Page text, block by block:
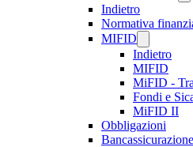
Indietro
Normativa
MIFID
Indietro
MIFID
MiFID -
Fondi e
MiFID II
Obbligazioni
Bancassicurazione